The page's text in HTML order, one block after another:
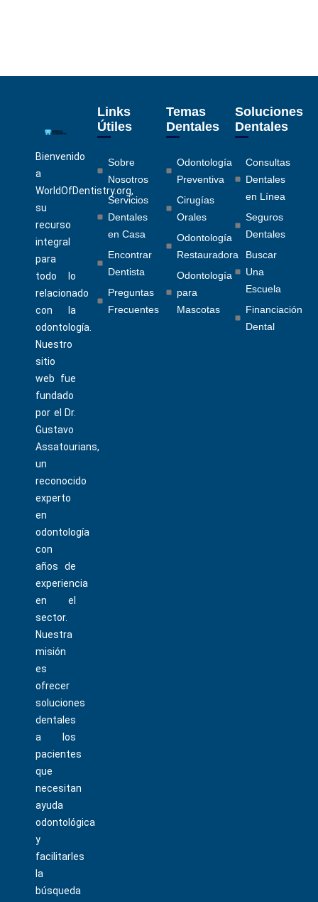
Bienvenido
a
WorldOfDentistry.org,
su
recurso
integral
para
todo lo
relacionado
con la
odontología.
Nuestro
sitio
web fue
fundado
por el Dr.
Gustavo
Assatourians,
un
reconocido
experto
en
odontología
con
años de
experiencia
en el
sector.
Nuestra
misión
es
ofrecer
soluciones
dentales
a los
pacientes
que
necesitan
ayuda
odontológica
y
facilitarles
la
búsqueda
Links
Útiles
Sobre
Nosotros
Servicios
Dentales
en Casa
Encontrar
Dentista
Preguntas
Frecuentes
Temas
Dentales
Odontología
Preventiva
Cirugías
Orales
Odontología
Restauradora
Odontología
para
Mascotas
Soluciones
Dentales
Consultas
Dentales
en Línea
Seguros
Dentales
Buscar
Una
Escuela
Financiación
Dental